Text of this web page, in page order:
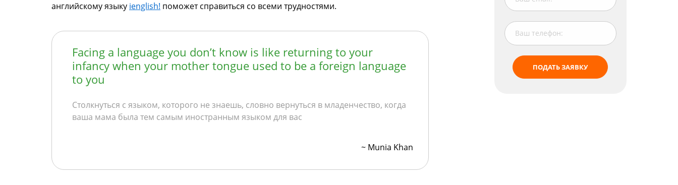
ПОДАТЬ ЗАЯВКУ
английскому языку ienglish! поможет справиться со всеми трудностями.
Facing a language you don’t know is like returning to your
infancy when your mother tongue used to be a foreign language
to you
Столкнуться с языком, которого не знаешь, словно вернуться в младенчество, когда
ваша мама была тем самым иностранным языком для вас
~ Munia Khan